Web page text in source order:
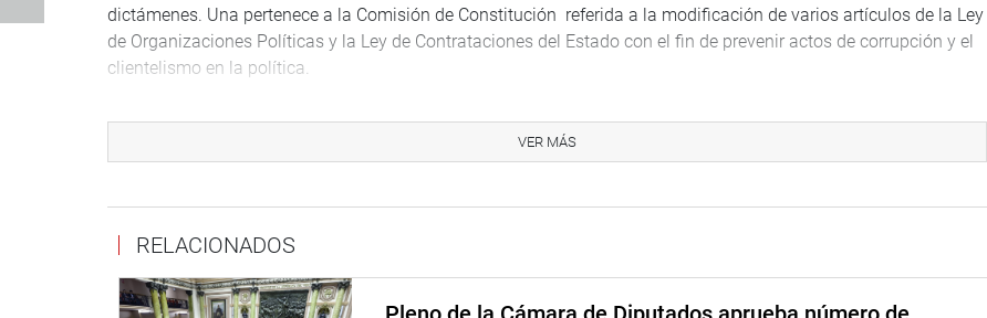
dictámenes. Una pertenece a la Comisión de Constitución referida a la modificación de varios artículos de la Ley
de Organizaciones Políticas y la Ley de Contrataciones del Estado con el fin de prevenir actos de corrupción y el
clientelismo en la política.
la modificación del Decreto de Urgencia 003-2017 que asegura la continuidad de proyectos de inversión para la
prestación de servicios públicos y cautela el pago de la reparación civil a favor del Estado en casos de
PRENSA-CONGRESO /11/10/17
VER MÁS
RELACIONADOS